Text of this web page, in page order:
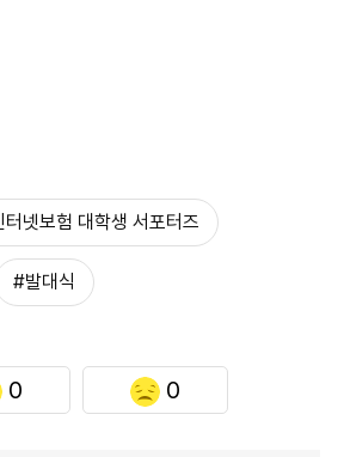
넷보험 대학생 서포터즈
#발대식
0 0